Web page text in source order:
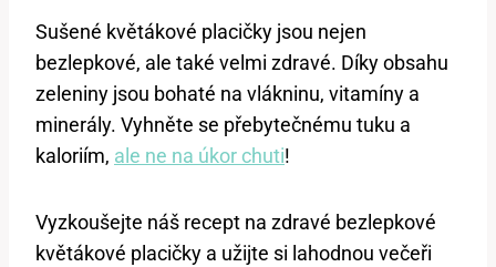
Sušené květákové placičky jsou nejen
bezlepkové, ale také velmi zdravé. Díky obsahu
zeleniny jsou bohaté na vlákninu, vitamíny a
minerály. Vyhněte se přebytečnému tuku a
kaloriím, ale ne na úkor chuti!
Vyzkoušejte náš recept na zdravé bezlepkové
květákové placičky a užijte si lahodnou večeři